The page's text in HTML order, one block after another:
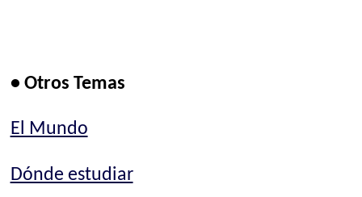
• Otros Temas
El Mundo
Dónde estudiar